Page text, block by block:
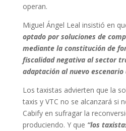
operan.
Miguel Ángel Leal insistió en
optado por soluciones de
mediante la constitución de
fiscalidad negativa al sector
adaptación al nuevo escenario
Los taxistas advierten que la
taxis y VTC no se alcanzará si
Cabify en sufragar la
produciendo. Y que “los